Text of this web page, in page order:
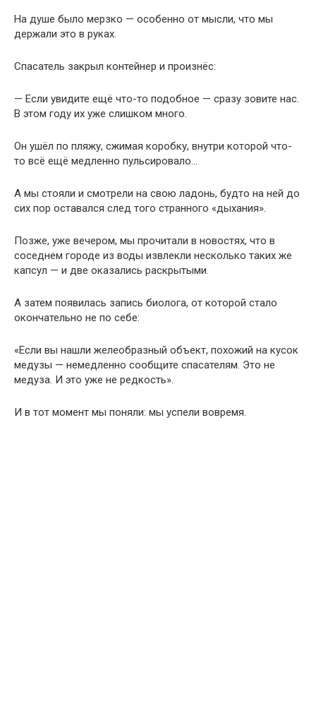
На душе было мерзко — особенно от мысли, что мы
держали это в руках.
Спасатель закрыл контейнер и произнёс:
— Если увидите ещё что-то подобное — сразу зовите нас.
В этом году их уже слишком много.
Он ушёл по пляжу, сжимая коробку, внутри которой что-
то всё ещё медленно пульсировало…
А мы стояли и смотрели на свою ладонь, будто на ней до
сих пор оставался след того странного «дыхания».
Позже, уже вечером, мы прочитали в новостях, что в
соседнем городе из воды извлекли несколько таких же
капсул — и две оказались раскрытыми.
А затем появилась запись биолога, от которой стало
окончательно не по себе:
«Если вы нашли желеобразный объект, похожий на кусок
медузы — немедленно сообщите спасателям. Это не
медуза. И это уже не редкость».
И в тот момент мы поняли: мы успели вовремя.